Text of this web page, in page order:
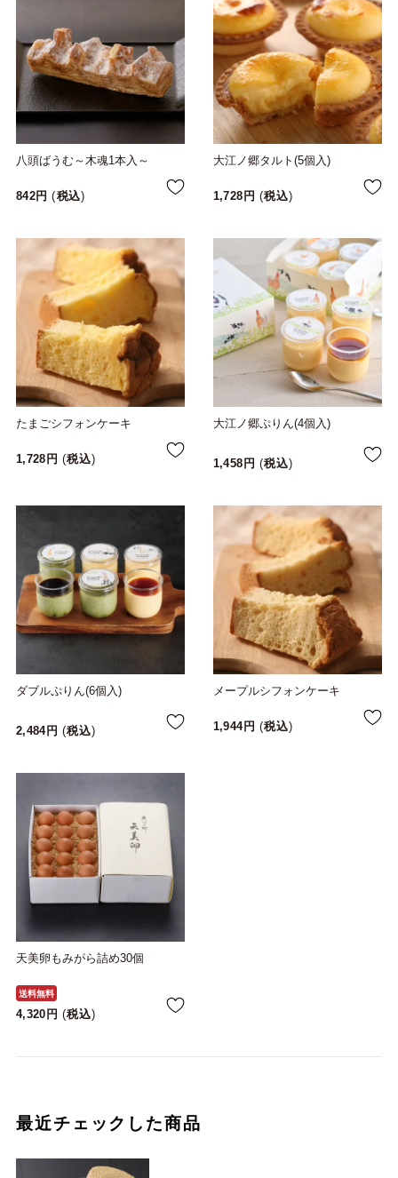
八頭ばうむ～木魂1本入～
842 税込
大江ノ郷タルト(5個入)
1,728 税込
たまごシフォンケーキ
1,728 税込
大江ノ郷ぷりん(4個入)
1,458 税込
ダブルぷりん(6個入)
2,484 税込
メープルシフォンケーキ
1,944 税込
天美卵もみがら詰め30個
送料無料
4,320 税込
最近チェックした商品